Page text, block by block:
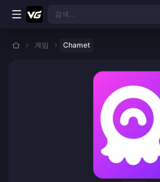
본문으로 바로가기
검색...
게임 Chamet